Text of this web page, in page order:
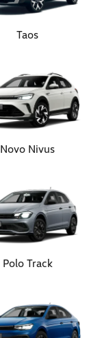
Taos
Novo Nivus
Polo Track